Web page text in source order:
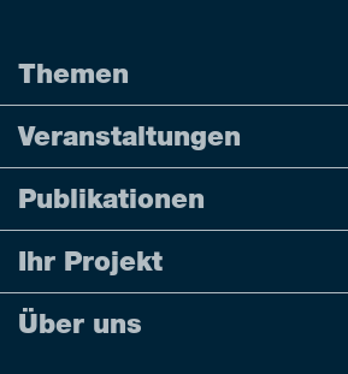
Themen
Veranstaltungen
Publikationen
Ihr Projekt
Über uns